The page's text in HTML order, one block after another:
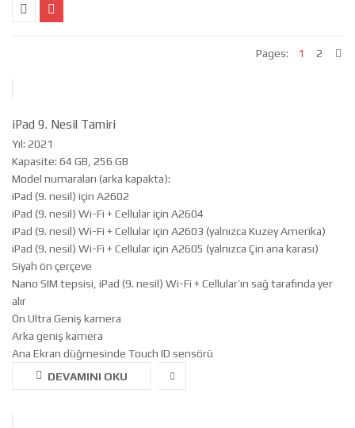
Pages: 1 2
iPad 9. Nesil Tamiri
Yıl: 2021
Kapasite: 64 GB, 256 GB
Model numaraları (arka kapakta):
iPad (9. nesil) için A2602
iPad (9. nesil) Wi-Fi + Cellular için A2604
iPad (9. nesil) Wi-Fi + Cellular için A2603 (yalnızca Kuzey Amerika)
iPad (9. nesil) Wi-Fi + Cellular için A2605 (yalnızca Çin ana karası)
Siyah ön çerçeve
Nano SIM tepsisi, iPad (9. nesil) Wi-Fi + Cellular’ın sağ tarafında yer
alır
Ön Ultra Geniş kamera
Arka geniş kamera
Ana Ekran düğmesinde Touch ID sensörü
DEVAMINI OKU